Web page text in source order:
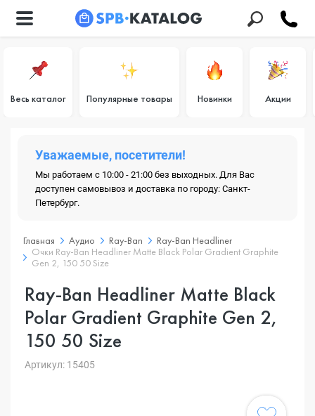
Весь каталог Популярные товары Новинки Акции
Уважаемые, посетители!
Мы работаем с 10:00 - 21:00 без выходных. Для Вас
доступен самовывоз и доставка по городу: Санкт-
Петербург.
Главная Аудио Ray-Ban
Ray-Ban Headliner
Очки Ray-Ban Headliner Matte Black Polar Gradient Graphite
Gen 2, 150 50 Size
Ray-Ban Headliner Matte Black
Polar Gradient Graphite Gen 2,
150 50 Size
Артикул: 15405